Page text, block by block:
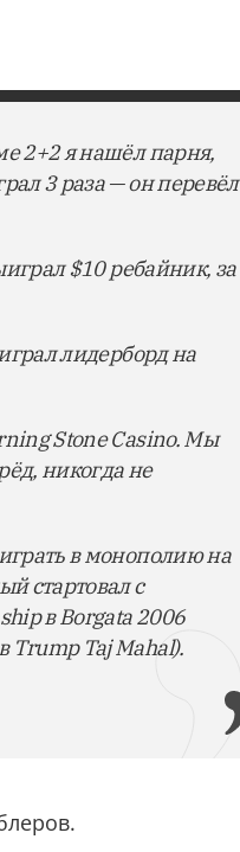
2+2 я нашёл парня,
3 раза — он перевёл
$10 ребайник, за
лидерборд на
Stone Casino. Мы
никогда не
в монополию на
стартовал с
в Borgata 2006
Trump Taj Mahal).